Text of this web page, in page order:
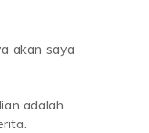
akan saya
adalah